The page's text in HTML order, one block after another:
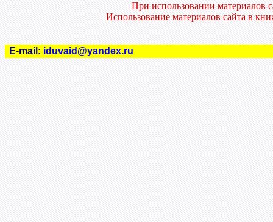
При использовании материалов
Использование материалов сайта в
E-mail: iduvaid@yandex.ru